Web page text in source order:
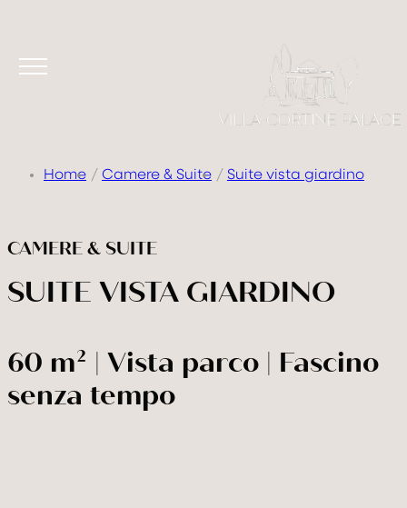
Home Camere & Suite Suite vista giardino
CAMERE & SUITE
SUITE VISTA GIARDINO
60 m² | Vista parco | Fascino
senza tempo